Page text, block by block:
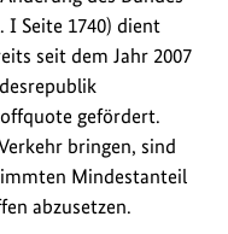
I Seite 1740) dient
seit dem Jahr 2007
gefördert.
bringen, sind
Mindestanteil
abzusetzen.